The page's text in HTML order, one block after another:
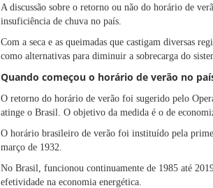
A discussão sobre o retorno ou não do horário de
insuficiência de chuva no país.
Com a seca e as queimadas que castigam diversas
como alternativas para diminuir a sobrecarga do
Quando começou o horário de verão no
O retorno do horário de verão foi sugerido pelo
atinge o Brasil. O objetivo da medida é o de
O horário brasileiro de verão foi instituído pela
março de 1932.
No Brasil, funcionou continuamente de 1985 até
efetividade na economia energética.